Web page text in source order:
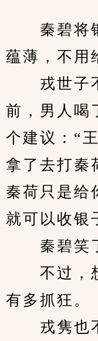
秦碧将银
蕴薄，不用
戎世子不
前，男人喝
个建议：“
拿了去打秦
秦荷只是给
就可以收银
秦碧笑了
不过，想
有多抓狂。
戎隽也不